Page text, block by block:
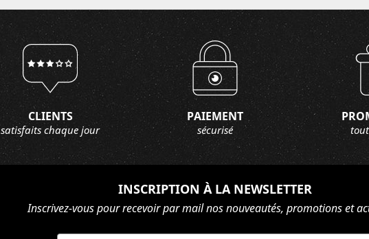
CLIENTS
satisfaits chaque jour
PAIEMENT
sécurisé
INSCRIPTION À LA NEWSLETTER
Inscrivez-vous pour recevoir par mail nos nouveautés, promotions et